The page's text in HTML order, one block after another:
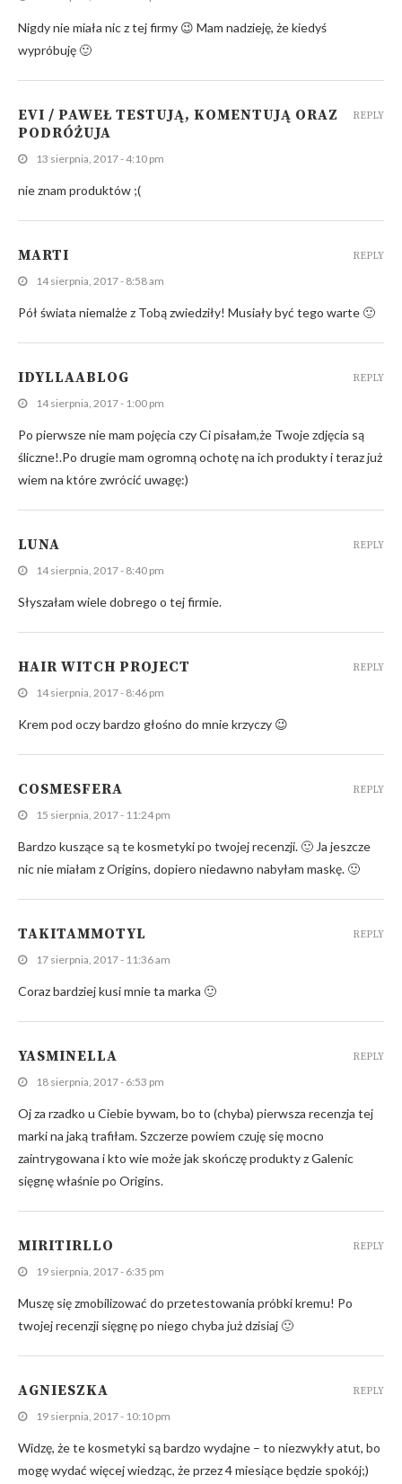
Nigdy nie miała nic z tej firmy 😉 Mam nadzieję, że kiedyś
wypróbuję 🙂
EVI / PAWEŁ TESTUJĄ, KOMENTUJĄ ORAZ
PODRÓŻUJA
13 sierpnia, 2017 - 4:10 pm
nie znam produktów ;(
REPLY
MARTI
14 sierpnia, 2017 - 8:58 am
Pół świata niemalże z Tobą zwiedziły! Musiały być tego warte 🙂
REPLY
IDYLLAABLOG
14 sierpnia, 2017 - 1:00 pm
Po pierwsze nie mam pojęcia czy Ci pisałam,że Twoje zdjęcia są
śliczne!.Po drugie mam ogromną ochotę na ich produkty i teraz już
wiem na które zwrócić uwagę:)
REPLY
LUNA
14 sierpnia, 2017 - 8:40 pm
Słyszałam wiele dobrego o tej firmie.
REPLY
HAIR WITCH PROJECT
14 sierpnia, 2017 - 8:46 pm
Krem pod oczy bardzo głośno do mnie krzyczy 😉
REPLY
COSMESFERA
15 sierpnia, 2017 - 11:24 pm
Bardzo kuszące są te kosmetyki po twojej recenzji. 🙂 Ja jeszcze
nic nie miałam z Origins, dopiero niedawno nabyłam maskę. 🙂
REPLY
TAKITAMMOTYL
17 sierpnia, 2017 - 11:36 am
Coraz bardziej kusi mnie ta marka 🙂
REPLY
YASMINELLA
18 sierpnia, 2017 - 6:53 pm
Oj za rzadko u Ciebie bywam, bo to (chyba) pierwsza recenzja tej
marki na jaką trafiłam. Szczerze powiem czuję się mocno
zaintrygowana i kto wie może jak skończę produkty z Galenic
sięgnę właśnie po Origins.
REPLY
MIRITIRLLO
19 sierpnia, 2017 - 6:35 pm
Muszę się zmobilizować do przetestowania próbki kremu! Po
twojej recenzji sięgnę po niego chyba już dzisiaj 🙂
REPLY
AGNIESZKA
19 sierpnia, 2017 - 10:10 pm
Widzę, że te kosmetyki są bardzo wydajne – to niezwykły atut, bo
mogę wydać więcej wiedząc, że przez 4 miesiące będzie spokój;)
REPLY